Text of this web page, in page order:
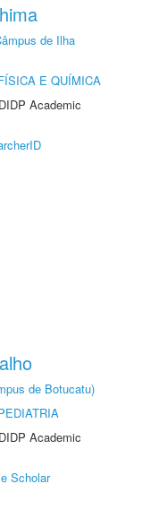
de Ilha
E QUÍMICA
Academic
de Botucatu)
Academic
Scholar